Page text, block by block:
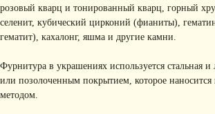
розовый кварц и тонированный кварц, горный
селенит, кубический цирконий (фианиты),
гематит), кахалонг, яшма и другие камни.
Фурнитура в украшениях используется стальная
или позолоченным покрытием, которое наносится
методом.